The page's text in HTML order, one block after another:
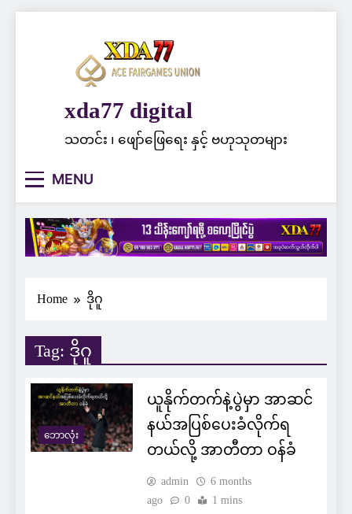
xda77 digital
သတင်း ၊ ဖျော်ဖြေရေး နှင့် ဗဟုသုတများ
MENU
Home ဒိုဂူ
Tag: ဒိုဂူ
ဘောလုံး
ယူနိုက်တက်နဲ့ပွဲမှာ အာဆင်
နယ်အပြစ်ပေးခံလိုက်ရ
တယ်လို့ အာတီတာ ဝန်ခံ
admin
6 months
ago
0 1 mins